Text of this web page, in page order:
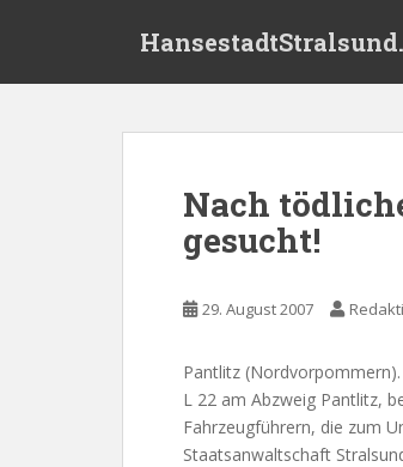
Nach
gesucht!
29. August 2007
Pantlitz
L 22 am Abzweig Pantlitz,
Fahrzeugführern, die zum
Staatsanwaltschaft